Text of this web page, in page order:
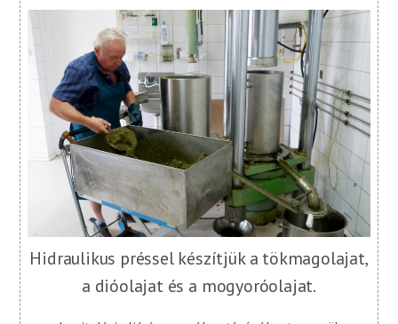
Hidraulikus préssel készítjük a tökmagolajat,
a dióolajat és a mogyoróolajat.